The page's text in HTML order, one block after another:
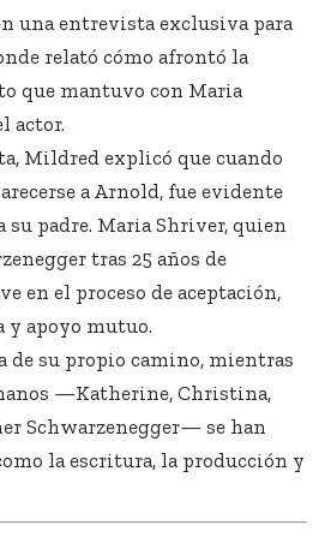
una entrevista exclusiva para
relató cómo afrontó la
que mantuvo con Maria
actor.
Mildred explicó que cuando
a Arnold, fue evidente
su padre. Maria Shriver, quien
tras 25 años de
en el proceso de aceptación,
y apoyo mutuo.
de su propio camino, mientras
—Katherine, Christina,
Schwarzenegger— se han
la escritura, la producción y